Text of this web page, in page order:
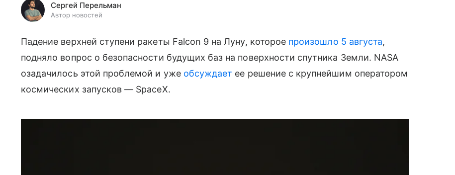
Сергей Перельман
Автор новостей
Падение верхней ступени ракеты Falcon 9 на Луну, которое произошло 5 августа,
подняло вопрос о безопасности будущих баз на поверхности спутника Земли. NASA
озадачилось этой проблемой и уже обсуждает ее решение с крупнейшим оператором
космических запусков — SpaceX.